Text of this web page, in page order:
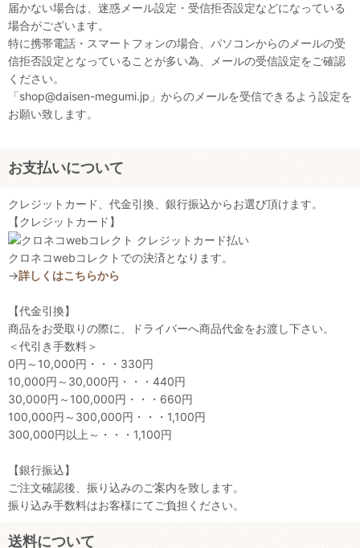
届かない場合は、迷惑メール設定・受信拒否設定などになっている
場合がございます。
特に携帯電話・スマートフォンの場合、パソコンからのメールの受
信拒否設定となっていることが多い為、メールの受信設定をご確認
ください。
「shop@daisen-megumi.jp」からのメールを受信できるよう設定を
お願い致します。
お支払いについて
クレジットカード、代金引換、銀行振込からお選び頂けます。
【クレジットカード】
クロネコwebコレクトでの決済となります。
→詳しくはこちらから
【代金引換】
商品をお受取りの際に、ドライバーへ商品代金をお渡し下さい。
＜代引き手数料＞
0円～10,000円・・・330円
10,000円～30,000円・・・440円
30,000円～100,000円・・・660円
100,000円～300,000円・・・1,100円
300,000円以上～・・・1,100円
【銀行振込】
ご注文確認後、振り込みのご案内を致します。
振り込み手数料はお客様にてご負担ください。
送料について